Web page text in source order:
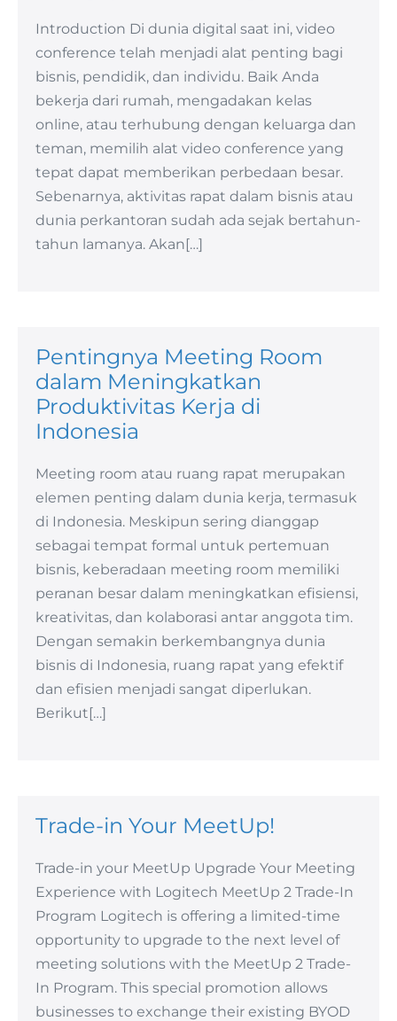
Introduction Di dunia digital saat ini, video
conference telah menjadi alat penting bagi
bisnis, pendidik, dan individu. Baik Anda
bekerja dari rumah, mengadakan kelas
online, atau terhubung dengan keluarga dan
teman, memilih alat video conference yang
tepat dapat memberikan perbedaan besar.
Sebenarnya, aktivitas rapat dalam bisnis atau
dunia perkantoran sudah ada sejak bertahun-
tahun lamanya. Akan[…]
Pentingnya Meeting Room
dalam Meningkatkan
Produktivitas Kerja di
Indonesia
Meeting room atau ruang rapat merupakan
elemen penting dalam dunia kerja, termasuk
di Indonesia. Meskipun sering dianggap
sebagai tempat formal untuk pertemuan
bisnis, keberadaan meeting room memiliki
peranan besar dalam meningkatkan efisiensi,
kreativitas, dan kolaborasi antar anggota tim.
Dengan semakin berkembangnya dunia
bisnis di Indonesia, ruang rapat yang efektif
dan efisien menjadi sangat diperlukan.
Berikut[…]
Trade-in Your MeetUp!
Trade-in your MeetUp Upgrade Your Meeting
Experience with Logitech MeetUp 2 Trade-In
Program Logitech is offering a limited-time
opportunity to upgrade to the next level of
meeting solutions with the MeetUp 2 Trade-
In Program. This special promotion allows
businesses to exchange their existing BYOD